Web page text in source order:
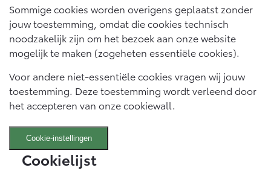
Toyota C-HR+
BATTERIJ-ELEKTRISCH
Onderdelen & Accessoires
Onderdelen
Accessoires
Banden
Connected
Connected Services
MyToyota login
Toyota Autoverzekering
Toyota Hybride Autoverzekering
Financieren of leasen
Verzekeren
Sommige cookies worden overigens geplaatst zonder
jouw toestemming, omdat die cookies technisch
noodzakelijk zijn om het bezoek aan onze website
mogelijk te maken (zogeheten essentiële cookies).
Voor andere niet-essentiële cookies vragen wij jouw
toestemming. Deze toestemming wordt verleend door
het accepteren van onze cookiewall.
Cookie-instellingen
Cookielijst